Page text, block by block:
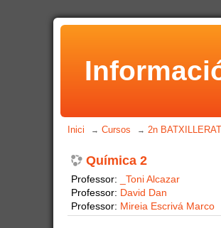
Inici → Cursos → 2n BATXILLERAT
Química 2
Professor:
_Toni Alcazar
Professor: David Dan
Professor: Mireia Escrivá Marco